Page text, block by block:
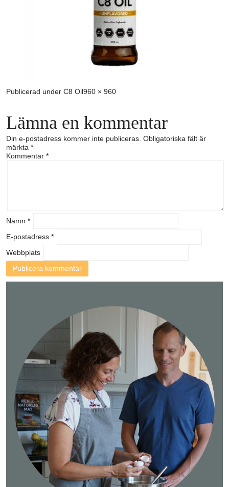
Publicerad under C8 OilFull
960 × 960
Lämna en kommentar
Din e-postadress kommer inte publiceras. Obligatoriska fält är
märkta *
Kommentar *
Namn *
E-postadress *
Webbplats